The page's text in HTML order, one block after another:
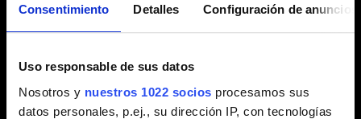
Consentimiento Detalles Configuración de anuncios
Uso responsable de sus datos
Nosotros y nuestros 1022 socios procesamos sus
datos personales, p.ej., su dirección IP, con tecnologías